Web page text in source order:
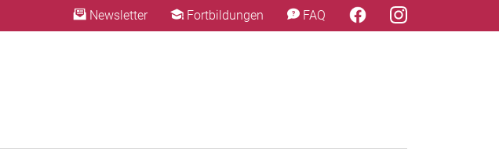
Newsletter Fortbildungen FAQ ×